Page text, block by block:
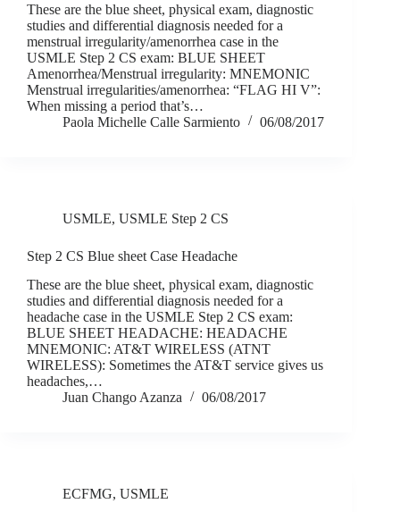
These are the blue sheet, physical exam, diagnostic
studies and differential diagnosis needed for a
menstrual irregularity/amenorrhea case in the
USMLE Step 2 CS exam: BLUE SHEET
Amenorrhea/Menstrual irregularity: MNEMONIC
Menstrual irregularities/amenorrhea: “FLAG HI V”:
When missing a period that’s…
Paola Michelle Calle Sarmiento
06/08/2017
USMLE, USMLE Step 2 CS
Step 2 CS Blue sheet Case Headache
These are the blue sheet, physical exam, diagnostic
studies and differential diagnosis needed for a
headache case in the USMLE Step 2 CS exam:
BLUE SHEET HEADACHE: HEADACHE
MNEMONIC: AT&T WIRELESS (ATNT
WIRELESS): Sometimes the AT&T service gives us
headaches,…
Juan Chango Azanza
06/08/2017
ECFMG, USMLE